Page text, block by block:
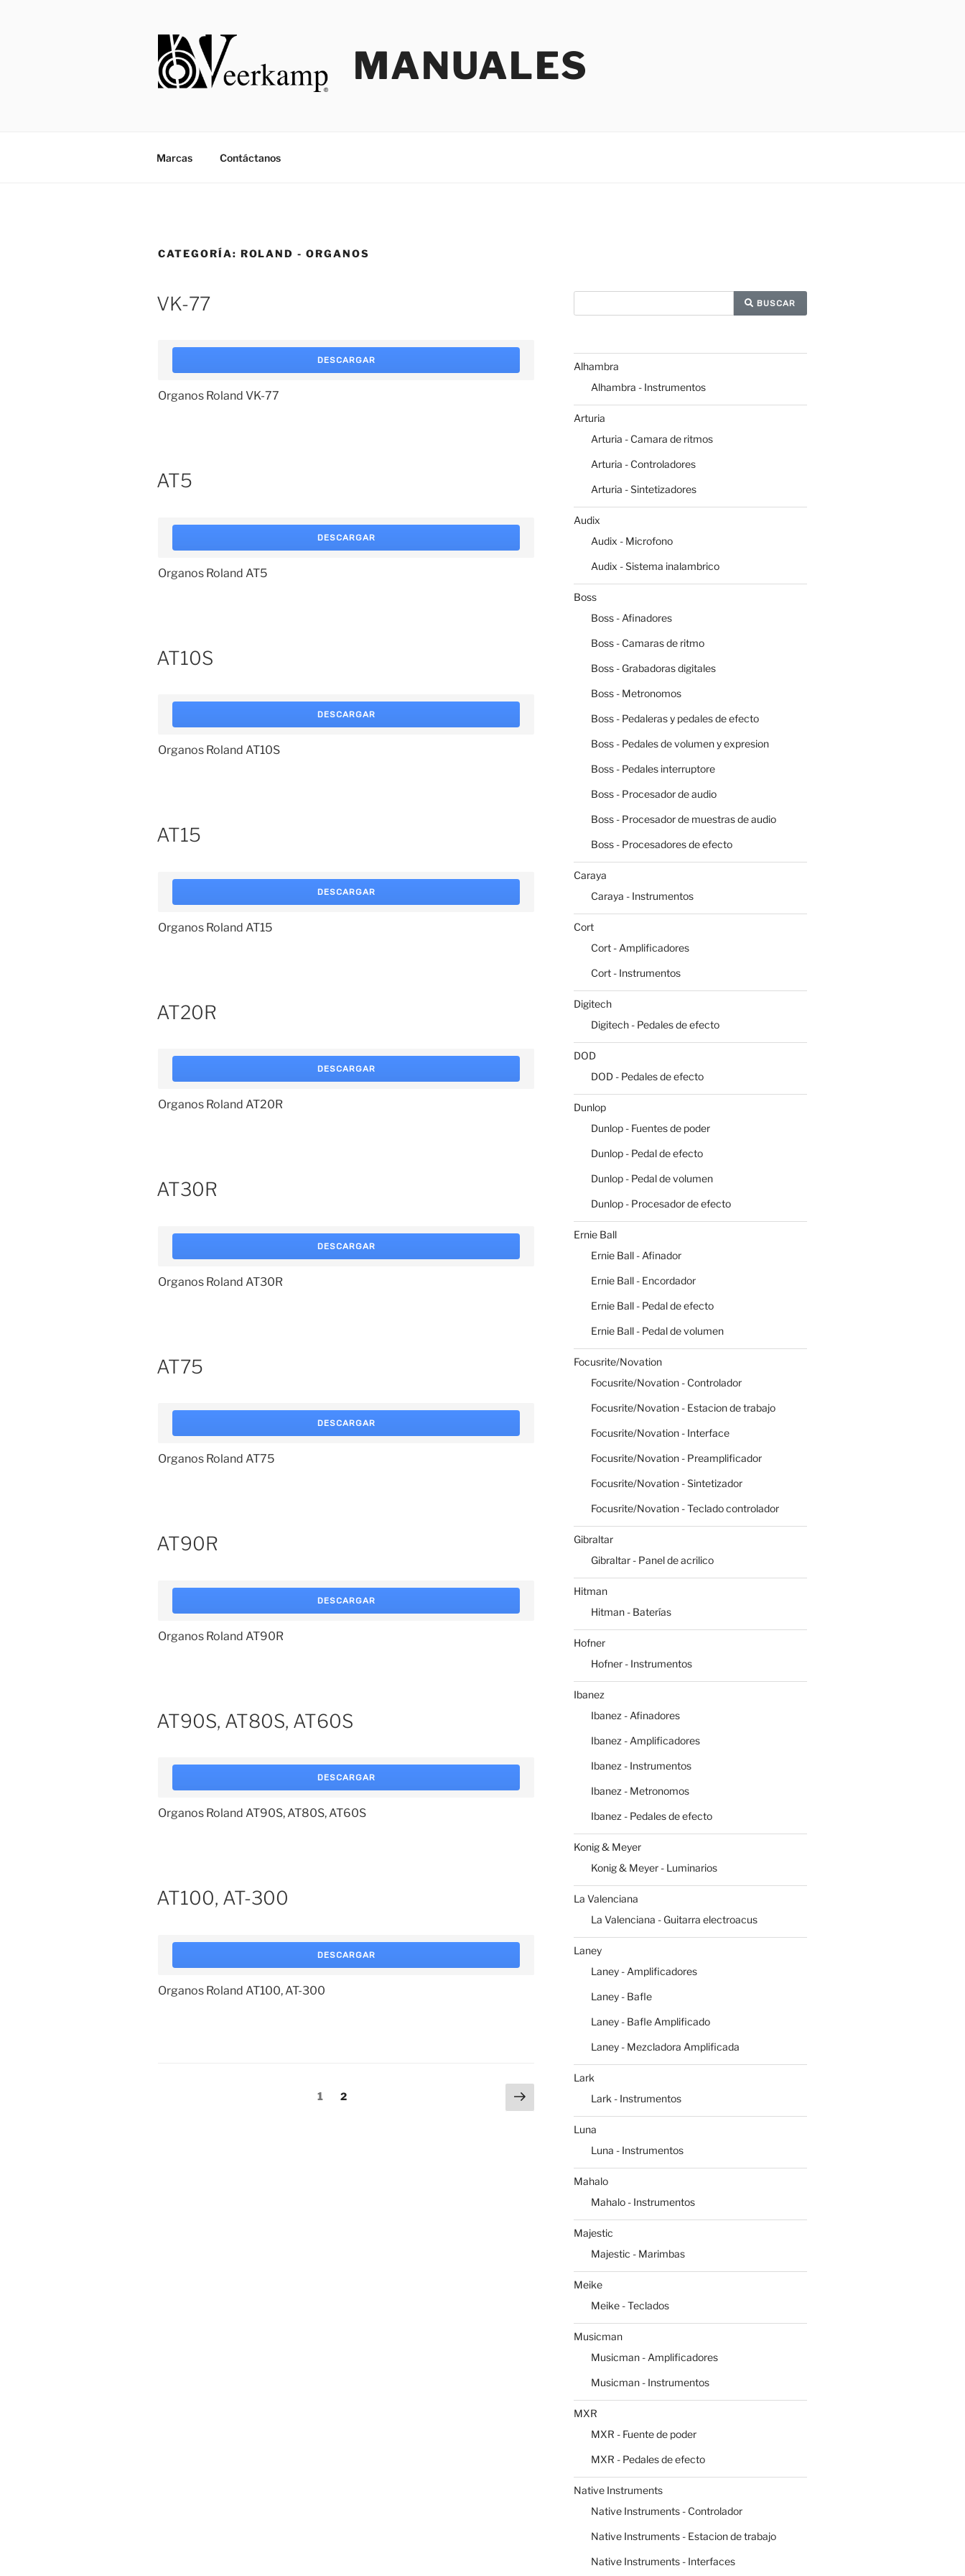
MANUALES
Marcas Contáctanos
CATEGORÍA: ROLAND - ORGANOS
VK-77
DESCARGAR
Organos Roland VK-77
AT5
DESCARGAR
Organos Roland AT5
AT10S
DESCARGAR
Organos Roland AT10S
AT15
DESCARGAR
Organos Roland AT15
AT20R
DESCARGAR
Organos Roland AT20R
AT30R
DESCARGAR
Organos Roland AT30R
AT75
DESCARGAR
Organos Roland AT75
AT90R
DESCARGAR
Organos Roland AT90R
AT90S, AT80S, AT60S
DESCARGAR
Organos Roland AT90S, AT80S, AT60S
AT100, AT-300
DESCARGAR
Organos Roland AT100, AT-300
Página
1 Página
2
Siguiente
página
BUSCAR
Alhambra
Alhambra - Instrumentos
Arturia
Arturia - Camara de ritmos
Arturia - Controladores
Arturia - Sintetizadores
Audix
Audix - Microfono
Audix - Sistema inalambrico
Boss
Boss - Afinadores
Boss - Camaras de ritmo
Boss - Grabadoras digitales
Boss - Metronomos
Boss - Pedaleras y pedales de efecto
Boss - Pedales de volumen y expresion
Boss - Pedales interruptore
Boss - Procesador de audio
Boss - Procesador de muestras de audio
Boss - Procesadores de efecto
Caraya
Caraya - Instrumentos
Cort
Cort - Amplificadores
Cort - Instrumentos
Digitech
Digitech - Pedales de efecto
DOD
DOD - Pedales de efecto
Dunlop
Dunlop - Fuentes de poder
Dunlop - Pedal de efecto
Dunlop - Pedal de volumen
Dunlop - Procesador de efecto
Ernie Ball
Ernie Ball - Afinador
Ernie Ball - Encordador
Ernie Ball - Pedal de efecto
Ernie Ball - Pedal de volumen
Focusrite/Novation
Focusrite/Novation - Controlador
Focusrite/Novation - Estacion de trabajo
Focusrite/Novation - Interface
Focusrite/Novation - Preamplificador
Focusrite/Novation - Sintetizador
Focusrite/Novation - Teclado controlador
Gibraltar
Gibraltar - Panel de acrilico
Hitman
Hitman - Baterías
Hofner
Hofner - Instrumentos
Ibanez
Ibanez - Afinadores
Ibanez - Amplificadores
Ibanez - Instrumentos
Ibanez - Metronomos
Ibanez - Pedales de efecto
Konig & Meyer
Konig & Meyer - Luminarios
La Valenciana
La Valenciana - Guitarra electroacus
Laney
Laney - Amplificadores
Laney - Bafle
Laney - Bafle Amplificado
Laney - Mezcladora Amplificada
Lark
Lark - Instrumentos
Luna
Luna - Instrumentos
Mahalo
Mahalo - Instrumentos
Majestic
Majestic - Marimbas
Meike
Meike - Teclados
Musicman
Musicman - Amplificadores
Musicman - Instrumentos
MXR
MXR - Fuente de poder
MXR - Pedales de efecto
Native Instruments
Native Instruments - Controlador
Native Instruments - Estacion de trabajo
Native Instruments - Interfaces